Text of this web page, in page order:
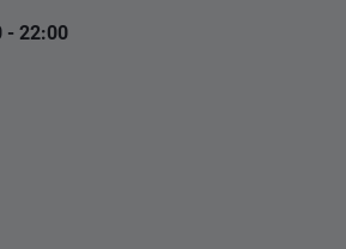
- 22:00